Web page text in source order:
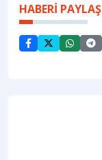
HABERİ PAYLAŞ